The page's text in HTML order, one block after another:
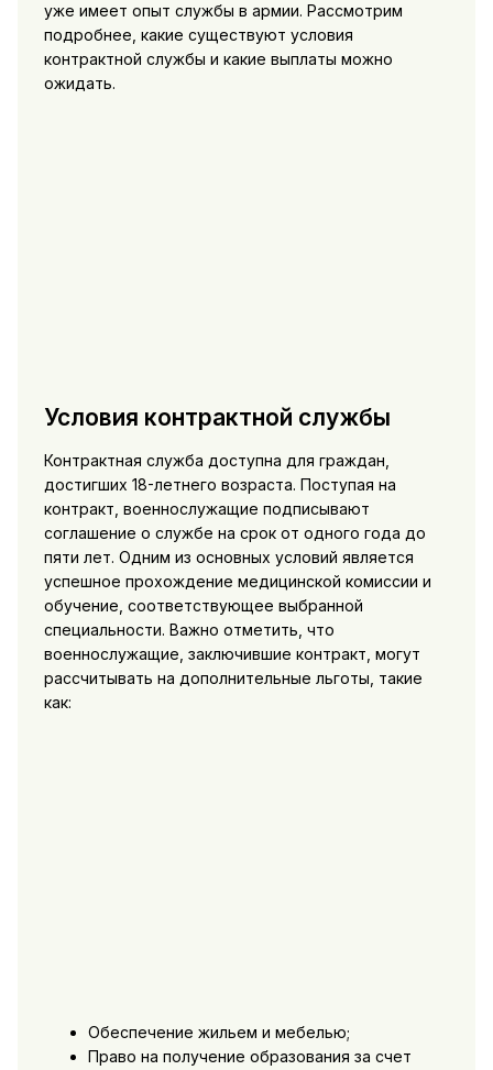
уже имеет опыт службы в армии. Рассмотрим
подробнее, какие существуют условия
контрактной службы и какие выплаты можно
ожидать.
Условия контрактной службы
Контрактная служба доступна для граждан,
достигших 18-летнего возраста. Поступая на
контракт, военнослужащие подписывают
соглашение о службе на срок от одного года до
пяти лет. Одним из основных условий является
успешное прохождение медицинской комиссии и
обучение, соответствующее выбранной
специальности. Важно отметить, что
военнослужащие, заключившие контракт, могут
рассчитывать на дополнительные льготы, такие
как:
Обеспечение жильем и мебелью;
Право на получение образования за счет